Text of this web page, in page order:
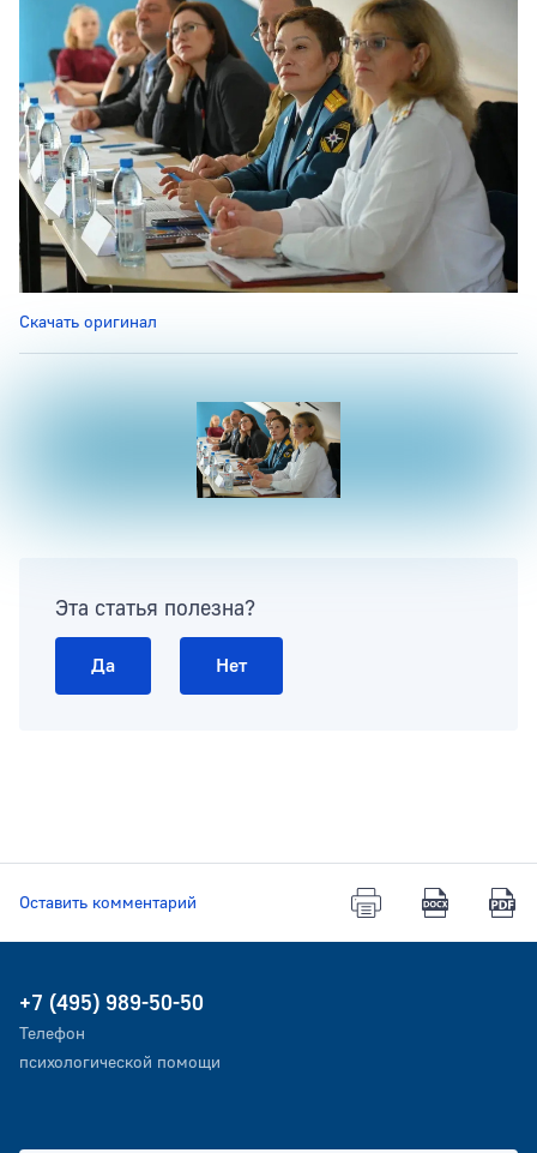
Скачать оригинал
Эта статья полезна?
Да Нет
Оставить комментарий
+7 (495) 989-50-50
Телефон
психологической помощи